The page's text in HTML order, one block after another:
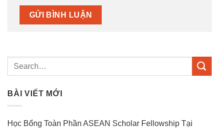
BÀI VIẾT MỚI
Học Bổng Toàn Phần ASEAN Scholar Fellowship Tại